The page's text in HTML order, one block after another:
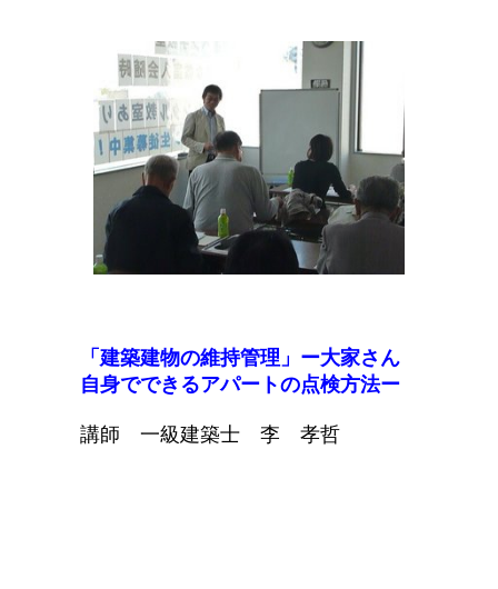
「建築建物の維持管理」ー大家さん
自身でできるアパートの点検方法ー
講師 一級建築士 李 孝哲